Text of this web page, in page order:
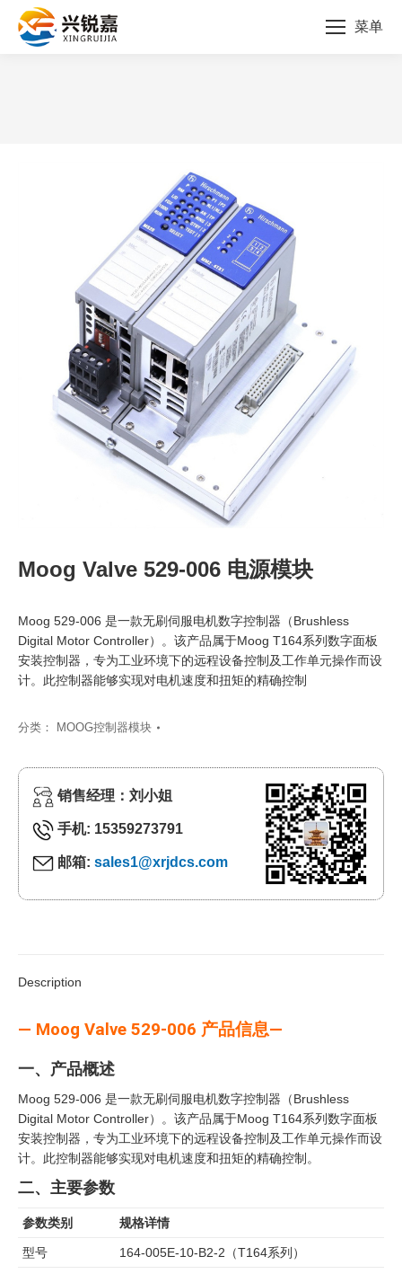
菜单
Moog Valve 529-006 电源模块
Moog 529-006 是一款无刷伺服电机数字控制器（Brushless
Digital Motor Controller）。该产品属于Moog T164系列数字面板
安装控制器，专为工业环境下的远程设备控制及工作单元操作而设
计。此控制器能够实现对电机速度和扭矩的精确控制
分类： MOOG控制器模块
销售经理：刘小姐
手机: 15359273791
邮箱: sales1@xrjdcs.com
Description
— Moog Valve 529-006 产品信息—
一、产品概述
Moog 529-006 是一款无刷伺服电机数字控制器（Brushless
Digital Motor Controller）。该产品属于Moog T164系列数字面板
安装控制器，专为工业环境下的远程设备控制及工作单元操作而设
计。此控制器能够实现对电机速度和扭矩的精确控制。
二、主要参数
参数类别 规格详情
型号 164-005E-10-B2-2（T164系列）